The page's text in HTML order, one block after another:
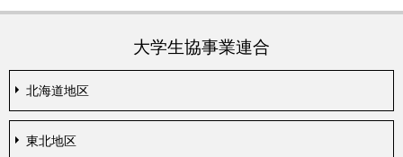
大学生協事業連合
北海道地区
東北地区